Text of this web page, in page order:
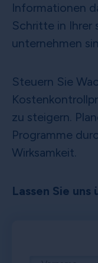
Informationen
Schritte in Ihrer
unternehmen
Steuern Sie
zu steigern.
Programme
Wirksamkeit.
Lassen Sie